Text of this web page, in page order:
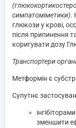
симпатоміметики).
глюкози у крові,
після припинення
коригувати дозу
Транспортери
Метформін є
Супутнє
зменшити